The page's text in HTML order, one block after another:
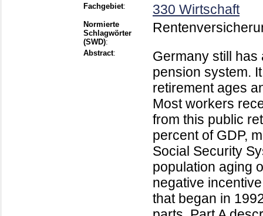
Fachgebiet: 330 Wirtschaft
Normierte
Schlagwörter
(SWD):
Abstract:
Germany still
pension system.
retirement ages
Most workers
from this public
percent of GDP,
Social Security
population aging
negative
that began in